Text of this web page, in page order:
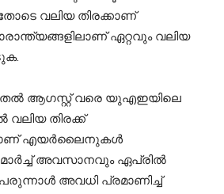
വലിയ തിരക്കാണ്
ഏറ്റവും വലിയ
ആഗസ്റ്റ് വരെ യുഎഇയിലെ
വലിയ തിരക്ക്
എയര്‍ലൈനുകള്‍
മാര്‍ച്ച് അവസാനവും ഏപ്രില്‍
അവധി പ്രമാണിച്ച്